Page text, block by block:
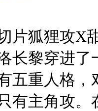
切片狐狸攻
长黎穿进
五重人格
有主角攻。